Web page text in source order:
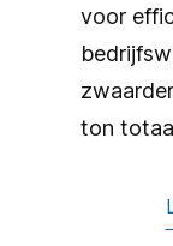
voor
ton